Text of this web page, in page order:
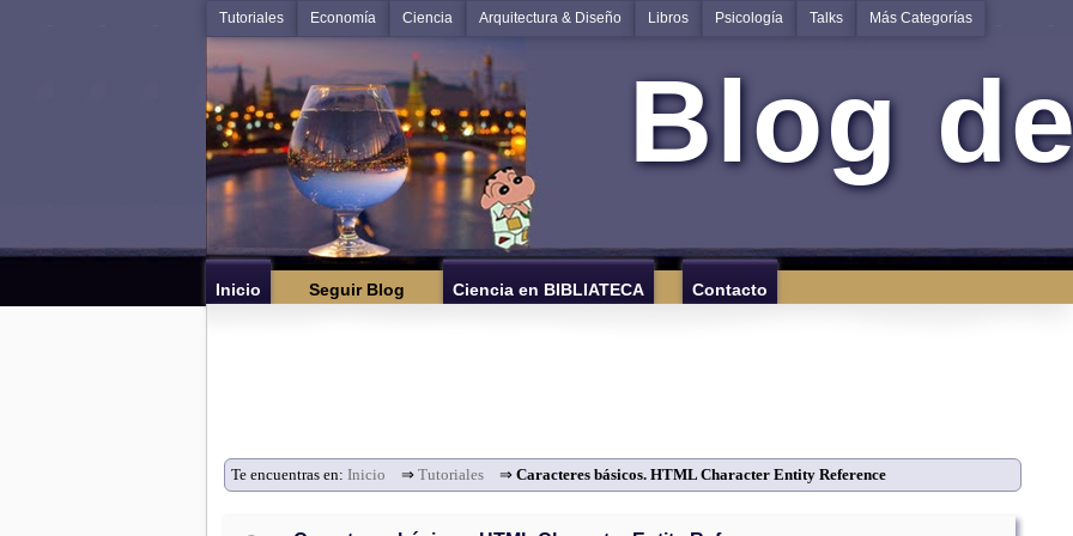
Tutoriales Economía Ciencia Arquitectura & Diseño Libros Psicología Talks Más Categorías
Blog
Inicio Seguir Blog Ciencia en BIBLIATECA Contacto
Te encuentras en: Inicio ⇒ Tutoriales ⇒ Caracteres básicos. HTML Character Entity Reference